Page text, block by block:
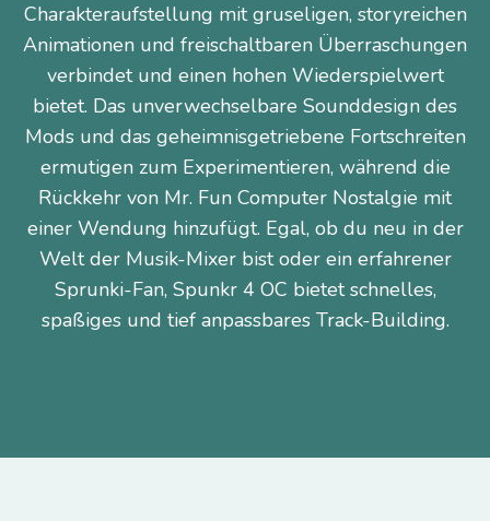
Charakteraufstellung mit gruseligen, storyreichen
Animationen und freischaltbaren Überraschungen
verbindet und einen hohen Wiederspielwert
bietet. Das unverwechselbare Sounddesign des
Mods und das geheimnisgetriebene Fortschreiten
ermutigen zum Experimentieren, während die
Rückkehr von Mr. Fun Computer Nostalgie mit
einer Wendung hinzufügt. Egal, ob du neu in der
Welt der Musik-Mixer bist oder ein erfahrener
Sprunki-Fan, Spunkr 4 OC bietet schnelles,
spaßiges und tief anpassbares Track-Building.